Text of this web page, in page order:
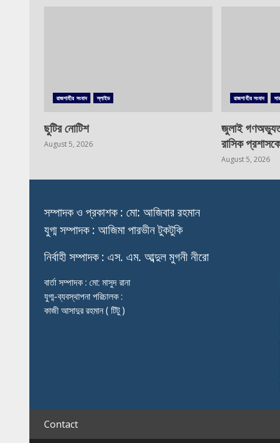
রাজশাহীর সংবাদ স্লাইড
ছুটির নোটিশ
August 5, 2026
রাজশাহীর সংবাদ
জুলাই
রাসিক
August 5, 2026
সম্পাদক ও প্রকাশক : মো: আজিবার রহমান
যুগ্ম সম্পাদক : আজিমা পারভীন টুকটুকি
নির্বাহী সম্পাদক : এস. এম. আব্দুল মুগনী নীরো
বার্তা সম্পাদক : মো: মাসুদ রানা
যুগ্ম-ব্যবস্থাপনা পরিচালক :
কাজী আসাদুর রহমান ( টিটু )
Contact